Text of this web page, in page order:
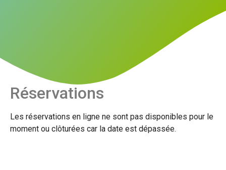
Réservations
Les réservations en ligne ne sont pas disponibles pour le
moment ou clôturées car la date est dépassée.